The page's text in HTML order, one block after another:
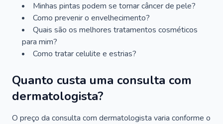
Minhas pintas podem se tornar câncer de pele?
Como prevenir o envelhecimento?
Quais são os melhores tratamentos cosméticos
para mim?
Como tratar celulite e estrias?
Quanto custa uma consulta com
dermatologista?
O preço da consulta com dermatologista varia conforme o